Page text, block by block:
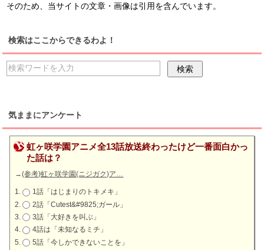
そのため、当サイトの文章・画像は引用を含んでいます。
検索はここからできるわよ！
気ままにアンケート
虹ヶ咲学園アニメ全13話放送終わったけど一番面白かっ
た話は？
→(参考)虹ヶ咲学園(ニジガク)ア…
1話「はじまりのトキメキ」
2話「Cutest&#9825;ガール」
3話「大好きを叫ぶ」
4話は「未知なるミチ」
5話「今しかできないことを」